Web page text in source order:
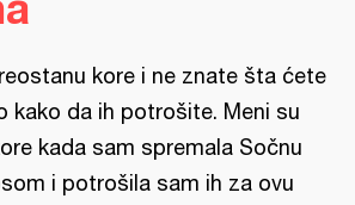
kore i ne znate šta ćete
kako da ih potrošite. Meni su
kada sam spremala Sočnu
i potrošila sam ih za ovu